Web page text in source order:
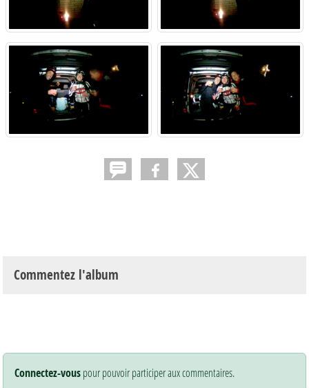
Commentez l'album
Connectez-vouspour pouvoir participer aux commentaires.